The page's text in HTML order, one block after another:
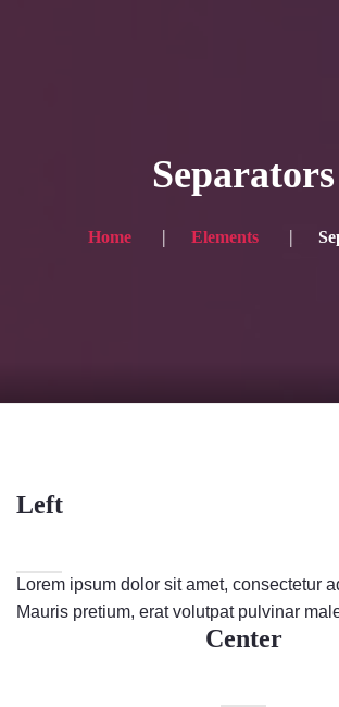
プランと価格
お問い合わせ
Separators
Home Elements
Left
Lorem ipsum dolor sit amet, consectetur
Mauris pretium, erat volutpat pulvinar
Center